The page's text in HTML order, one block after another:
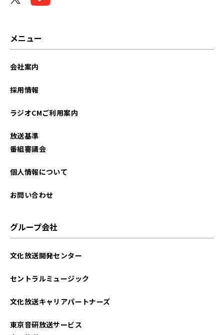
2024年04月
2024年01月
メニュー
会社案内
採用情報
ラジオCMご利用案内
放送基準
番組審議会
個人情報について
お問い合わせ
グループ会社
文化放送開発センター
セントラルミュージック
文化放送キャリアパートナーズ
東京音研放送サービス